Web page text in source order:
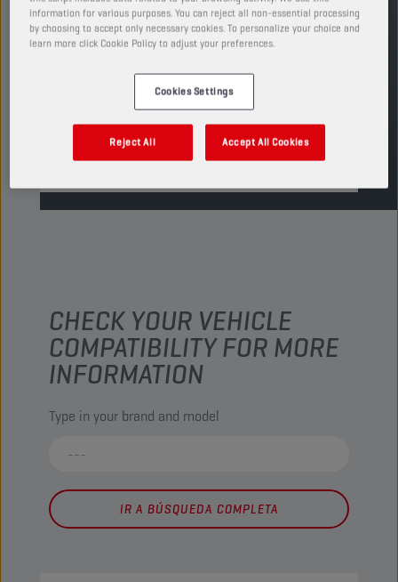
PRODUCTO: 3001
Ver tamaños y envases disponibles
ENCUENTRA UN PUNTO DE VENTA
TDS MSDS
CHECK YOUR VEHICLE
COMPATIBILITY FOR MORE
INFORMATION
Type in your brand and model
IR A BÚSQUEDA COMPLETA
information for various purposes. You can reject all non-essential processing
by choosing to accept only necessary cookies. To personalize your choice and
learn more click Cookie Policy to adjust your preferences.
Cookies Settings
Reject All Accept All Cookies